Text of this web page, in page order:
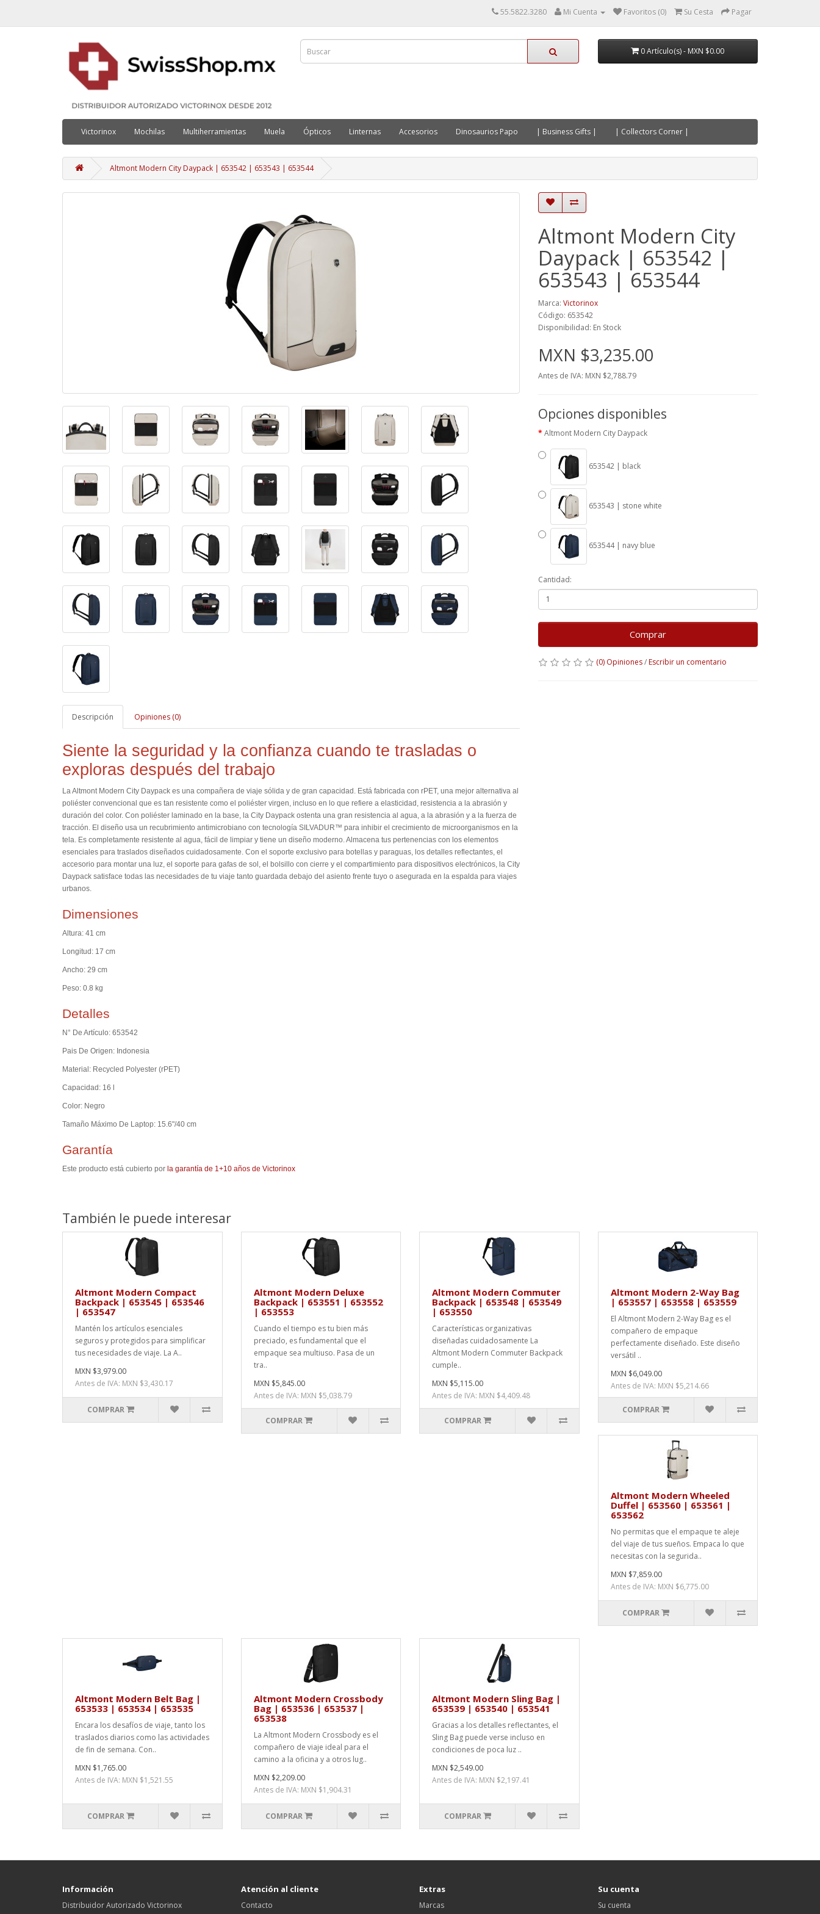
55.5822.3280 Mi Cuenta Favoritos (0) Su Cesta Pagar
0 Artículo(s) - MXN $0.00
Victorinox Mochilas Multiherramientas Muela Ópticos Linternas Accesorios Dinosaurios Papo | Business Gifts | | Collectors Corner |
Altmont Modern City Daypack | 653542 | 653543 | 653544
Descripción Opiniones (0)
Siente la seguridad y la confianza cuando te trasladas o
exploras después del trabajo
La Altmont Modern City Daypack es una compañera de viaje sólida y de gran capacidad. Está fabricada con rPET, una mejor alternativa al
poliéster convencional que es tan resistente como el poliéster virgen, incluso en lo que refiere a elasticidad, resistencia a la abrasión y
duración del color. Con poliéster laminado en la base, la City Daypack ostenta una gran resistencia al agua, a la abrasión y a la fuerza de
tracción. El diseño usa un recubrimiento antimicrobiano con tecnología SILVADUR™ para inhibir el crecimiento de microorganismos en la
tela. Es completamente resistente al agua, fácil de limpiar y tiene un diseño moderno. Almacena tus pertenencias con los elementos
esenciales para traslados diseñados cuidadosamente. Con el soporte exclusivo para botellas y paraguas, los detalles reflectantes, el
accesorio para montar una luz, el soporte para gafas de sol, el bolsillo con cierre y el compartimiento para dispositivos electrónicos, la City
Daypack satisface todas las necesidades de tu viaje tanto guardada debajo del asiento frente tuyo o asegurada en la espalda para viajes
urbanos.
Dimensiones
Altura: 41 cm
Longitud: 17 cm
Ancho: 29 cm
Peso: 0.8 kg
Detalles
N° De Artículo: 653542
Pais De Origen: Indonesia
Material: Recycled Polyester (rPET)
Capacidad: 16 l
Color: Negro
Tamaño Máximo De Laptop: 15.6"/40 cm
Garantía
Este producto está cubierto por la garantía de 1+10 años de Victorinox
Altmont Modern City
Daypack | 653542 |
653543 | 653544
Marca: Victorinox
Código: 653542
Disponibilidad: En Stock
MXN $3,235.00
Antes de IVA: MXN $2,788.79
Opciones disponibles
Altmont Modern City Daypack
653542 | black
653543 | stone white
653544 | navy blue
Cantidad:
Comprar
(0) Opiniones/ Escribir un comentario
También le puede interesar
Altmont Modern Compact
Backpack | 653545 | 653546
| 653547
Mantén los artículos esenciales
seguros y protegidos para simplificar
tus necesidades de viaje. La A..
MXN $3,979.00
Antes de IVA: MXN $3,430.17
COMPRAR
Altmont Modern Deluxe
Backpack | 653551 | 653552
| 653553
Cuando el tiempo es tu bien más
preciado, es fundamental que el
empaque sea multiuso. Pasa de un
tra..
MXN $5,845.00
Antes de IVA: MXN $5,038.79
COMPRAR
Altmont Modern Commuter
Backpack | 653548 | 653549
| 653550
Características organizativas
diseñadas cuidadosamente La
Altmont Modern Commuter Backpack
cumple..
MXN $5,115.00
Antes de IVA: MXN $4,409.48
COMPRAR
Altmont Modern 2-Way Bag
| 653557 | 653558 | 653559
El Altmont Modern 2-Way Bag es el
compañero de empaque
perfectamente diseñado. Este diseño
versátil ..
MXN $6,049.00
Antes de IVA: MXN $5,214.66
COMPRAR
Altmont Modern Wheeled
Duffel | 653560 | 653561 |
653562
No permitas que el empaque te aleje
del viaje de tus sueños. Empaca lo que
necesitas con la segurida..
MXN $7,859.00
Antes de IVA: MXN $6,775.00
COMPRAR
Altmont Modern Belt Bag |
653533 | 653534 | 653535
Encara los desafíos de viaje, tanto los
traslados diarios como las actividades
de fin de semana. Con..
MXN $1,765.00
Antes de IVA: MXN $1,521.55
COMPRAR
Altmont Modern Crossbody
Bag | 653536 | 653537 |
653538
La Altmont Modern Crossbody es el
compañero de viaje ideal para el
camino a la oficina y a otros lug..
MXN $2,209.00
Antes de IVA: MXN $1,904.31
COMPRAR
Altmont Modern Sling Bag |
653539 | 653540 | 653541
Gracias a los detalles reflectantes, el
Sling Bag puede verse incluso en
condiciones de poca luz ..
MXN $2,549.00
Antes de IVA: MXN $2,197.41
COMPRAR
Información
Distribuidor Autorizado Victorinox
Atención al cliente
Contacto
Extras
Marcas
Su cuenta
Su cuenta